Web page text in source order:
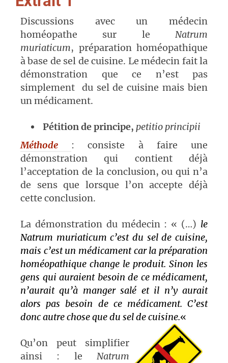
Discussions avec un médecin
homéopathe sur le Natrum
muriaticum, préparation homéopathique
à base de sel de cuisine. Le médecin fait la
démonstration que ce n’est pas
simplement du sel de cuisine mais bien
un médicament.
Pétition de principe, petitio principii
Méthode
: consiste à faire une
démonstration qui contient déjà
l’acceptation de la conclusion, ou qui n’a
de sens que lorsque l’on accepte déjà
cette conclusion.
La démonstration du médecin : « (…) le
Natrum muriaticum c’est du sel de cuisine,
mais c’est un médicament car la préparation
homéopathique change le produit. Sinon les
gens qui auraient besoin de ce médicament,
n’aurait qu’à manger salé et il n’y aurait
alors pas besoin de ce médicament. C’est
donc autre chose que du sel de cuisine.«
Qu’on peut simplifier
ainsi : le Natrum